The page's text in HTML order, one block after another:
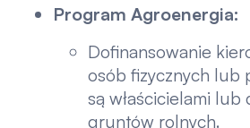
Program Agroenergia:
Dofinansowanie
osób fizycznych lub
są właścicielami lub
gruntów rolnych.